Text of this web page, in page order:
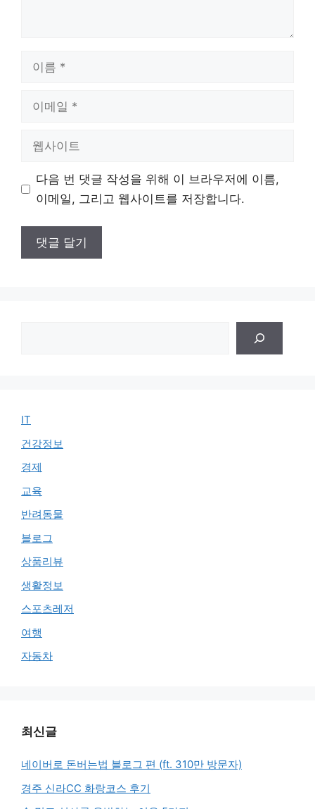
트
다음 번 댓글 작성을 위해 이 브라우저에 이름,
이메일, 그리고 웹사이트를 저장합니다.
IT
건강정보
경제
교육
반려동물
블로그
상품리뷰
생활정보
스포츠레저
여행
자동차
최신글
네이버로 돈버는법 블로그 편 (ft. 310만 방문자)
경주 신라CC 화랑코스 후기